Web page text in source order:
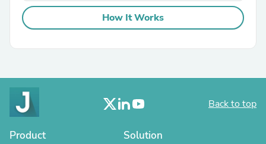
How It Works
Back to top
Product Solution